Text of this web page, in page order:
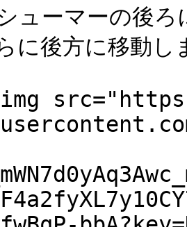
ューマーの後
に後方に移動し